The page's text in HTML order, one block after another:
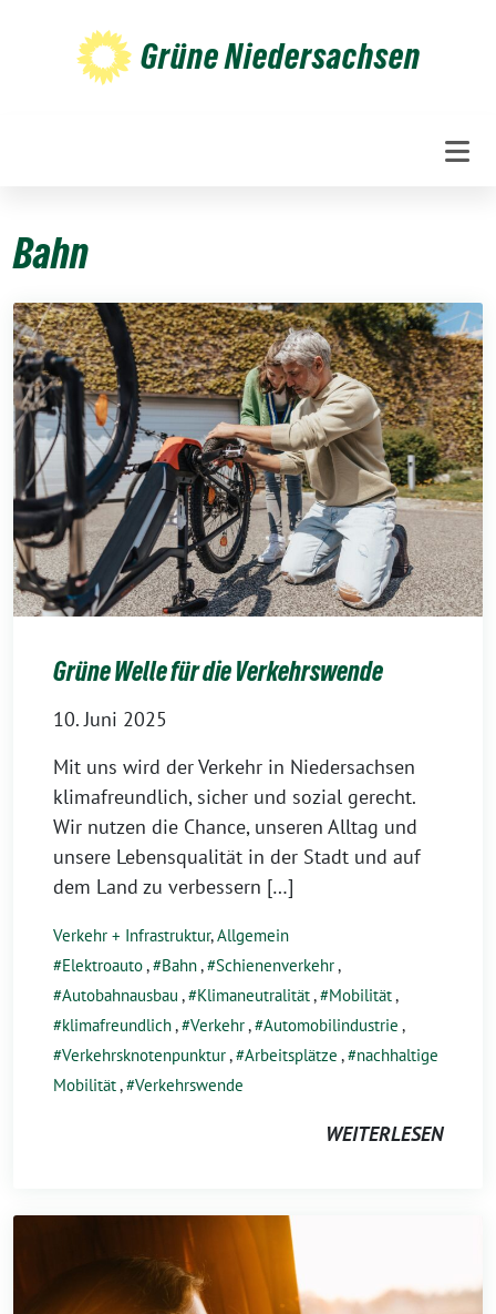
Grüne Niedersachsen
Bahn
Grüne Welle für die Verkehrswende
10. Juni 2025
Mit uns wird der Verkehr in Niedersachsen
klimafreundlich, sicher und sozial gerecht.
Wir nutzen die Chance, unseren Alltag und
unsere Lebensqualität in der Stadt und auf
dem Land zu verbessern […]
Verkehr + Infrastruktur,Allgemein
Elektroauto, Bahn, Schienenverkehr,
Autobahnausbau , Klimaneutralität, Mobilität,
klimafreundlich, Verkehr, Automobilindustrie ,
Verkehrsknotenpunktur, Arbeitsplätze ,
nachhaltige
Mobilität, Verkehrswende
WEITERLESEN